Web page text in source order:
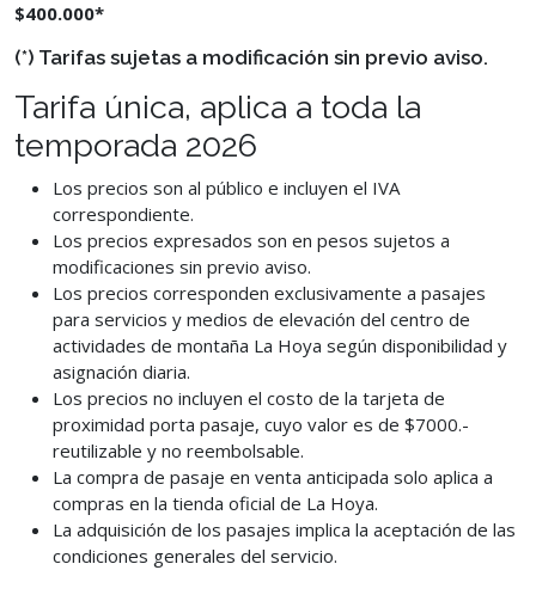
$400.000*
(*) Tarifas sujetas a modificación sin previo aviso.
Tarifa única, aplica a toda la
temporada 2026
Los precios son al público e incluyen el IVA
correspondiente.
Los precios expresados son en pesos sujetos a
modificaciones sin previo aviso.
Los precios corresponden exclusivamente a pasajes
para servicios y medios de elevación del centro de
actividades de montaña La Hoya según disponibilidad y
asignación diaria.
Los precios no incluyen el costo de la tarjeta de
proximidad porta pasaje, cuyo valor es de $7000.-
reutilizable y no reembolsable.
La compra de pasaje en venta anticipada solo aplica a
compras en la tienda oficial de La Hoya.
La adquisición de los pasajes implica la aceptación de las
condiciones generales del servicio.